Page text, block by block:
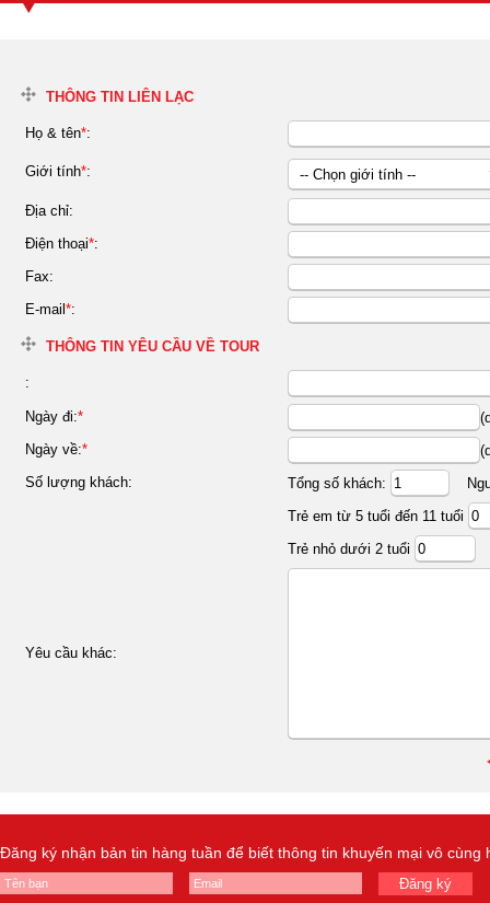
THÔNG TIN LIÊN LẠC
Họ & tên*:
Giới tính*:
-- Chọn giới tính --
Địa chỉ:
Điện thoại*:
Fax:
E-mail *:
THÔNG TIN YÊU CẦU VỀ TOUR
:
Ngày đi:*
Ngày về:*
Số lượng khách:
Tổng số khách:
Trẻ em từ 5 tuổi đến 11 tuổi
Trẻ nhỏ dưới 2 tuổi
Yêu cầu khác:
Đăng ký nhận bản tin hàng tuần để biết thông tin khuyến mại vô cùng
Đăng ký